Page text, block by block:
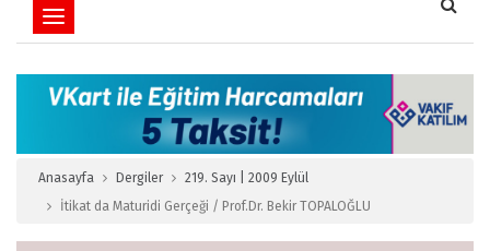
Toggle navigation
Anasayfa Dergiler
219. Sayı | 2009 Eylül
İtikat da Maturidi Gerçeği / Prof.Dr. Bekir TOPALOĞLU